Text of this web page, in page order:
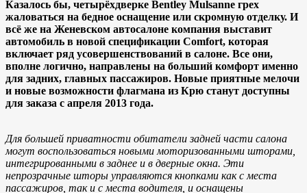
Казалось бы, четырёхдверке Bentley Mulsanne грех
жаловаться на бедное оснащение или скромную отделку. И
всё же на Женевском автосалоне компания выставит
автомобиль в новой спецификации Comfort, которая
включает ряд усовершенствований в салоне. Все они,
вполне логично, направлены на больший комфорт именно
для задних, главных пассажиров. Новые приятные мелочи
и новые возможности флагмана из Крю станут доступны
для заказа с апреля 2013 года.
Для большей приватности обитатели задней части салона
могут воспользоваться новыми моторизованными шторами,
интегрированными в заднее и в дверные окна. Эти
непрозрачные шторы управляются кнопками как с места
пассажиров, так и с места водителя, и оснащены